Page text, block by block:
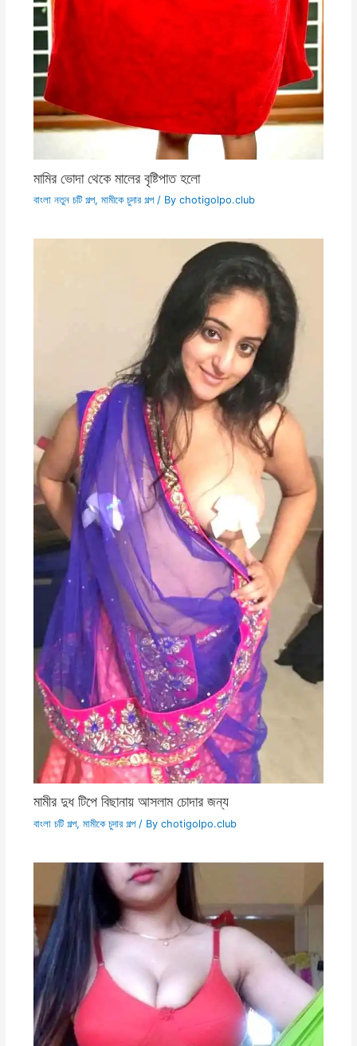
মামির ভোদা থেকে মালের বৃষ্টিপাত হলো
বাংলা নতুন চটি গল্প, মামীকে চুদার গল্প/ By chotigolpo.club
মামীর দুধ টিপে বিছানায় আসলাম চোদার জন্য
বাংলা চটি গল্প, মামীকে চুদার গল্প/ By chotigolpo.club